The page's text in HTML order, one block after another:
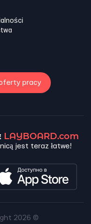
pracy
LAYBOARD.com
jest teraz łatwe!
2026 ©